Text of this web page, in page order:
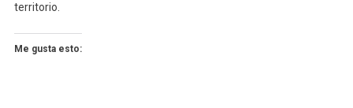
territorio.
Me gusta esto: